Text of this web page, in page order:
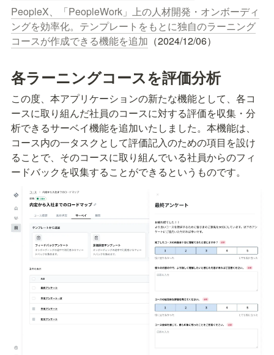
PeopleX、「PeopleWork」上の人材開発・オンボーディ
ングを効率化。テンプレートをもとに独自のラーニング
コースが作成できる機能を追加 （2024/12/06）
各ラーニングコースを評価分析
この度、本アプリケーションの新たな機能として、各コ
ースに取り組んだ社員のコースに対する評価を収集・分
析できるサーベイ機能を追加いたしました。本機能は、
コース内の一タスクとして評価記入のための項目を設け
ることで、そのコースに取り組んでいる社員からのフィ
ードバックを収集することができるというものです。